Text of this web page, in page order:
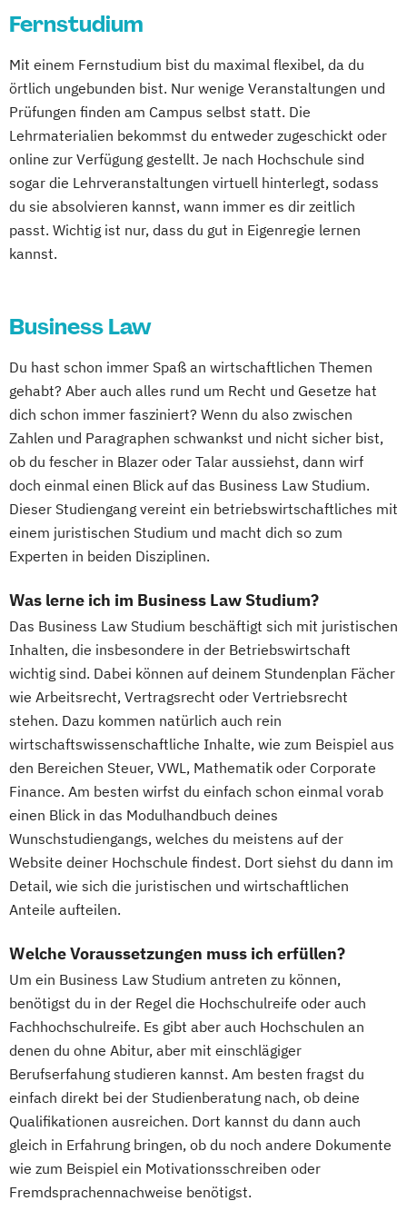
Fernstudium
Mit einem Fernstudium bist du maximal flexibel, da du
örtlich ungebunden bist. Nur wenige Veranstaltungen und
Prüfungen finden am Campus selbst statt. Die
Lehrmaterialien bekommst du entweder zugeschickt oder
online zur Verfügung gestellt. Je nach Hochschule sind
sogar die Lehrveranstaltungen virtuell hinterlegt, sodass
du sie absolvieren kannst, wann immer es dir zeitlich
passt. Wichtig ist nur, dass du gut in Eigenregie lernen
kannst.
Business Law
Du hast schon immer Spaß an wirtschaftlichen Themen
gehabt? Aber auch alles rund um Recht und Gesetze hat
dich schon immer fasziniert? Wenn du also zwischen
Zahlen und Paragraphen schwankst und nicht sicher bist,
ob du fescher in Blazer oder Talar aussiehst, dann wirf
doch einmal einen Blick auf das Business Law Studium.
Dieser Studiengang vereint ein betriebswirtschaftliches mit
einem juristischen Studium und macht dich so zum
Experten in beiden Disziplinen.
Was lerne ich im Business Law Studium?
Das Business Law Studium beschäftigt sich mit juristischen
Inhalten, die insbesondere in der Betriebswirtschaft
wichtig sind. Dabei können auf deinem Stundenplan Fächer
wie Arbeitsrecht, Vertragsrecht oder Vertriebsrecht
stehen. Dazu kommen natürlich auch rein
wirtschaftswissenschaftliche Inhalte, wie zum Beispiel aus
den Bereichen Steuer, VWL, Mathematik oder Corporate
Finance. Am besten wirfst du einfach schon einmal vorab
einen Blick in das Modulhandbuch deines
Wunschstudiengangs, welches du meistens auf der
Website deiner Hochschule findest. Dort siehst du dann im
Detail, wie sich die juristischen und wirtschaftlichen
Anteile aufteilen.
Welche Voraussetzungen muss ich erfüllen?
Um ein Business Law Studium antreten zu können,
benötigst du in der Regel die Hochschulreife oder auch
Fachhochschulreife. Es gibt aber auch Hochschulen an
denen du ohne Abitur, aber mit einschlägiger
Berufserfahung studieren kannst. Am besten fragst du
einfach direkt bei der Studienberatung nach, ob deine
Qualifikationen ausreichen. Dort kannst du dann auch
gleich in Erfahrung bringen, ob du noch andere Dokumente
wie zum Beispiel ein Motivationsschreiben oder
Fremdsprachennachweise benötigst.